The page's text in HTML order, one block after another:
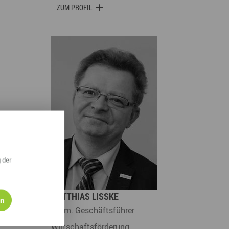
ZUM PROFIL
MATTHIAS LISSKE
ehem. Geschäftsführer
der